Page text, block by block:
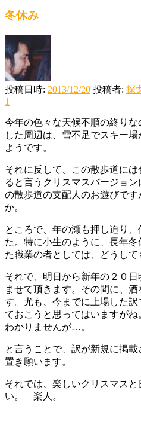
冬休み
投稿日時: 2013/12/20 投稿者: 探
1
今年の色々な天候不順の終り
した周辺は、雪不足でスキー
ようです。
それに反して、この散歩道に
ると言うクリスマスバージョ
の散歩道の支配人のお遊びです
か。
ところで、年の瀬も押し迫り
た。特に小生のように、長年
た職業の者としては、どうして
それで、明日から新年の２０
ませて頂きます。その間に、
す。尤も、今までに上場した
ておこうと思ってはいますが
わかりませんが…。
と言うことで、訳が新規に掲
置き願います。
それでは、楽しいクリスマス
い。 楽人。